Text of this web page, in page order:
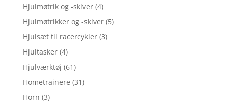
Hjulmøtrik og -skiver (4)
Hjulmøtrikker og -skiver (5)
Hjulsæt til racercykler (3)
Hjultasker (4)
Hjulværktøj (61)
Hometrainere (31)
Horn (3)